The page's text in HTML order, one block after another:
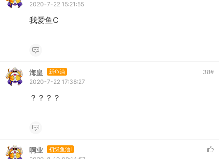
2020-7-22 15:21:55
我爱鱼C
海皇 新鱼油 38#
2020-7-22 17:38:27
？？？？
啊业 初级鱼油I